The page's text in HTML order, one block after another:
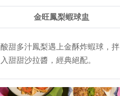
金旺鳳梨蝦球盅
酸甜多汁鳳梨遇上金酥炸蝦球，拌
入甜甜沙拉醬，經典絕配。